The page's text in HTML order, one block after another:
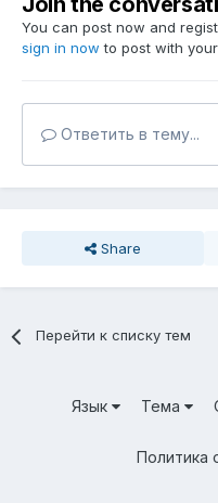
You can post now and
sign in now to post with
Ответить в тему...
Share
Перейти к списку тем
Язык Тема
Политика